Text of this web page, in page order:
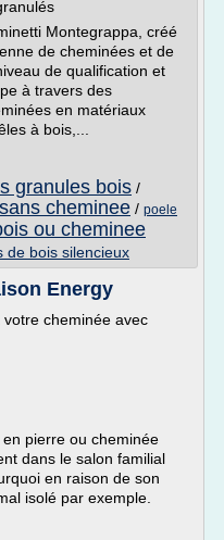
Montegrappa, créé
de cheminées et de
de qualification et
à travers des
en matériaux
à bois,...
granules bois /
cheminee / poele
ou cheminee
de bois silencieux
Energy
cheminée avec
pierre ou cheminée
dans le salon familial
en raison de son
isolé par exemple.